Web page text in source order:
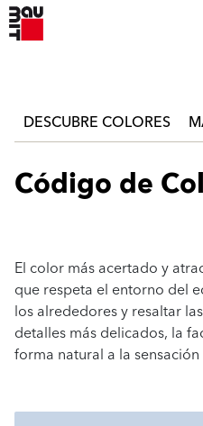
DESCUBRE COLORES
Código de
El color más acertado y
que respeta el entorno del
los alrededores y resaltar
detalles más delicados, la
forma natural a la